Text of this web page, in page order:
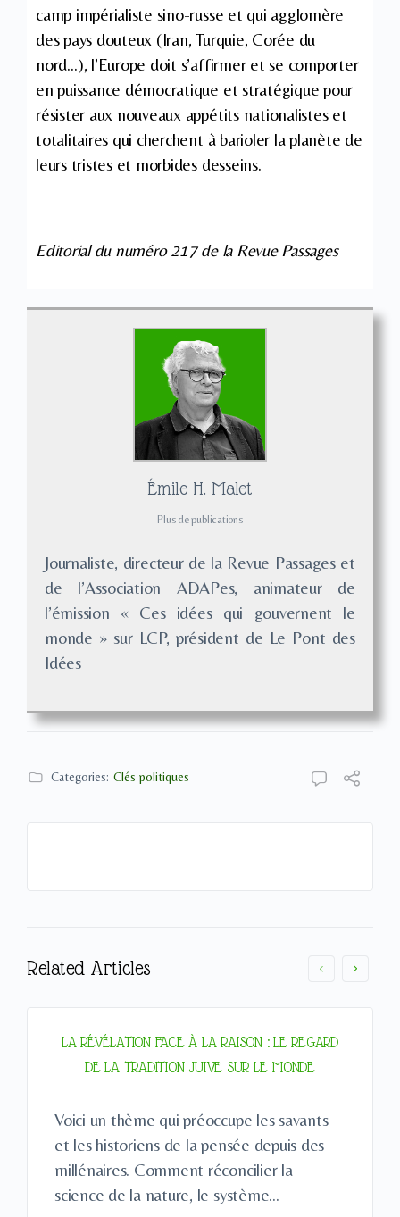
camp impérialiste sino-russe et qui agglomère
des pays douteux (Iran, Turquie, Corée du
nord…), l’Europe doit s’affirmer et se comporter
en puissance démocratique et stratégique pour
résister aux nouveaux appétits nationalistes et
totalitaires qui cherchent à barioler la planète de
leurs tristes et morbides desseins.
Editorial du numéro 217 de la Revue Passages
Émile H. Malet
Plus de publications
Journaliste, directeur de la Revue Passages et
de l’Association ADAPes, animateur de
l’émission « Ces idées qui gouvernent le
monde » sur LCP, président de Le Pont des
Idées
Categories: Clés politiques
Related Articles
LA RÉVÉLATION FACE À LA RAISON : LE REGARD
DE LA TRADITION JUIVE SUR LE MONDE
Voici un thème qui préoccupe les savants
et les historiens de la pensée depuis des
millénaires. Comment réconcilier la
science de la nature, le système…